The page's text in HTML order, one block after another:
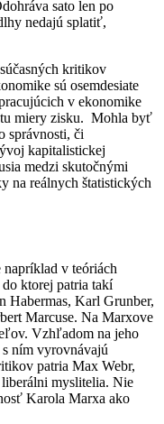
sato len po
nedajú splatiť,
kritikov
sú osemdesiate
v ekonomike
miery zisku. Mohla byť
správnosti, či
kapitalistickej
medzi skutočnými
na reálnych štatistických
v teóriách
ktorej patria takí
Habermas, Karl Grunber,
Marcuse. Na Marxove
Vzhľadom na jeho
ním vyrovnávajú
patria Max Webr,
myslitelia. Nie
Karola Marxa ako